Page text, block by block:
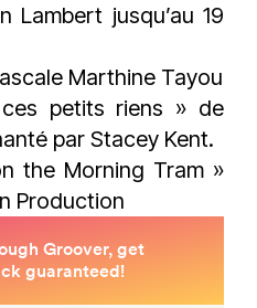
Lambert jusqu’au 19
Marthine Tayou
petits riens » de
par Stacey Kent.
the Morning Tram »
Production